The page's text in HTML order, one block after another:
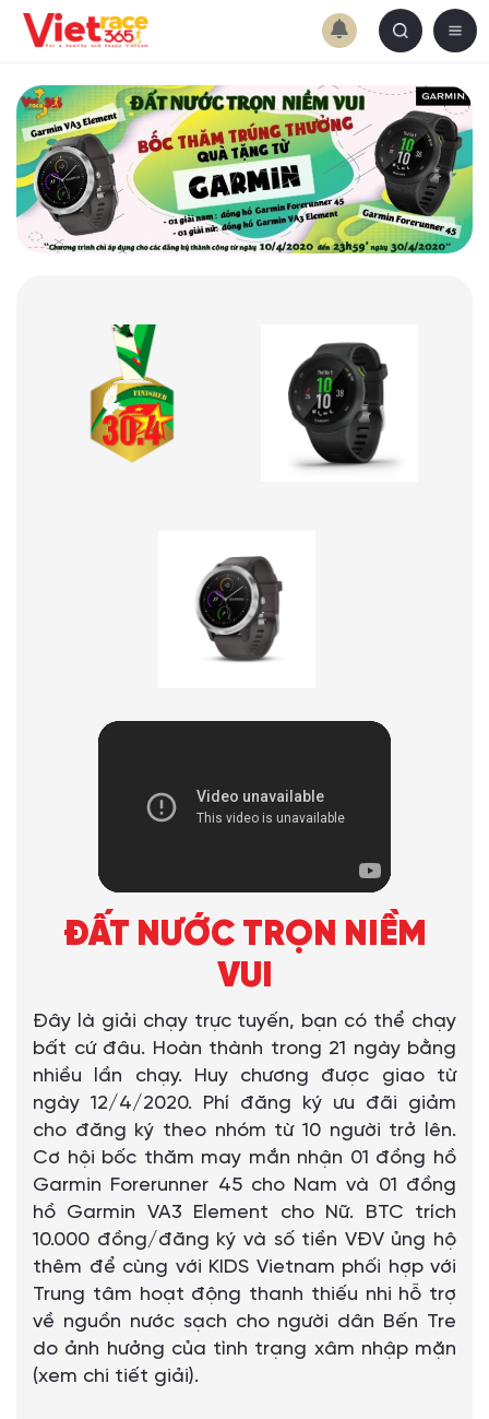
ĐẤT NƯỚC TRỌN NIỀM
VUI
Đây là giải chạy trực tuyến, bạn có thể chạy
bất cứ đâu. Hoàn thành trong 21 ngày bằng
nhiều lần chạy. Huy chương được giao từ
ngày 12/4/2020. Phí đăng ký ưu đãi giảm
cho đăng ký theo nhóm từ 10 người trở lên.
Cơ hội bốc thăm may mắn nhận 01 đồng hồ
Garmin Forerunner 45 cho Nam và 01 đồng
hồ Garmin VA3 Element cho Nữ. BTC trích
10.000 đồng/đăng ký và số tiền VĐV ủng hộ
thêm để cùng với KIDS Vietnam phối hợp với
Trung tâm hoạt động thanh thiếu nhi hỗ trợ
về nguồn nước sạch cho người dân Bến Tre
do ảnh hưởng của tình trạng xâm nhập mặn
(xem chi tiết giải).